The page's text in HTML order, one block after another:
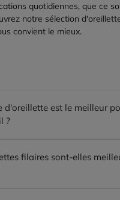
quotidiennes, que ce
notre sélection
convient le mieux.
d'oreillette est le meilleur
?
filaires sont-elles